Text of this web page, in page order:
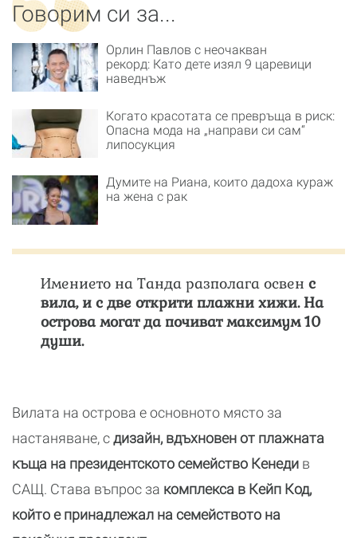
Говорим си за...
Орлин Павлов с неочакван
рекорд: Като дете изял 9 царевици
наведнъж
Когато красотата се превръща в риск:
Опасна мода на „направи си сам“
липосукция
Думите на Риана, които дадоха кураж
на жена с рак
Имението на Танда разполага освен с
вила, и с две открити плажни хижи. На
острова могат да почиват максимум 10
души.
Вилата на острова е основното място за
настаняване, сдизайн, вдъхновен от плажната
къща на президентското семейство Кенеди в
САЩ. Става въпрос за комплекса в Кейп Код,
който е принадлежал на семейството на